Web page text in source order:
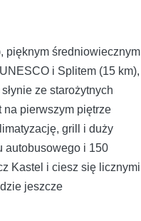
pięknym średniowiecznym
i Splitem (15 km),
ze starożytnych
na pierwszym piętrze
grill i duży
autobusowego i 150
Kastel i ciesz się licznymi
jeszcze